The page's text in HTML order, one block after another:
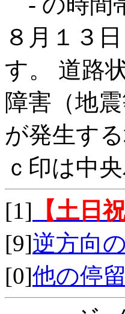
８月１３
す。 道路
障害（地
が発生す
ｃ印は中
[1] 【土日祝
[9]逆方向
[0]他の停